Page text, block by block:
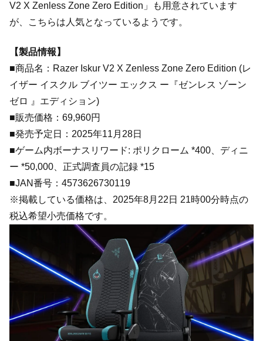
V2 X Zenless Zone Zero Edition」も用意されています
が、こちらは人気となっているようです。
【製品情報】
■商品名：Razer Iskur V2 X Zenless Zone Zero Edition (レ
イザー イスクル ブイツー エックス ー『ゼンレス ゾーン
ゼロ 』エディション)
■販売価格：69,960円
■発売予定日：2025年11月28日
■ゲーム内ボーナスリワード: ポリクローム *400、ディニ
ー *50,000、正式調査員の記録 *15
■JAN番号：4573626730119
※掲載している価格は、2025年8月22日 21時00分時点の
税込希望小売価格です。